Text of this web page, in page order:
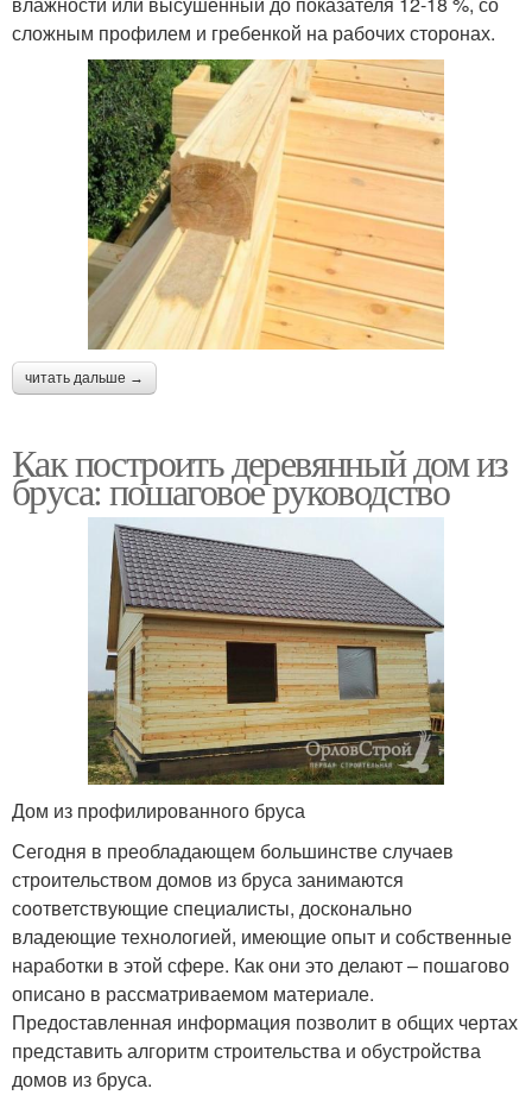
сложным профилем и гребенкой на рабочих сторонах.
читать дальше →
Как построить деревянный дом из
бруса: пошаговое руководство
Дом из профилированного бруса
Сегодня в преобладающем большинстве случаев
строительством домов из бруса занимаются
соответствующие специалисты, досконально
владеющие технологией, имеющие опыт и собственные
наработки в этой сфере. Как они это делают – пошагово
описано в рассматриваемом материале.
Предоставленная информация позволит в общих чертах
представить алгоритм строительства и обустройства
домов из бруса.